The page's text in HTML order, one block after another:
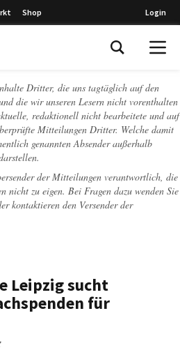
Shop Login
Dritter, die uns tagtäglich auf den
die wir unseren Lesern nicht vorenthalten
redaktionell nicht bearbeitete und auf
Mitteilungen Dritter. Welche damit
genannten Absender außerhalb
der Mitteilungen verantwortlich, die
nicht zu eigen. Bei Fragen dazu wenden Sie
kontaktieren den Versender der
Leipzig sucht
für